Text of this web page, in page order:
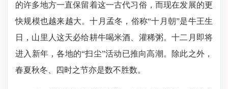
的许多地方一直保留着这一古代习俗，而现在发展的更
快规模也越来越大。十月孟冬，俗称“十月朝”是牛王生
日，山里人这天必给耕牛喝米酒、灌稀粥。十二月即将
进入新年，各地的“扫尘”活动已推向高潮。除此之外，
春夏秋冬、四时之节亦是数不胜数。